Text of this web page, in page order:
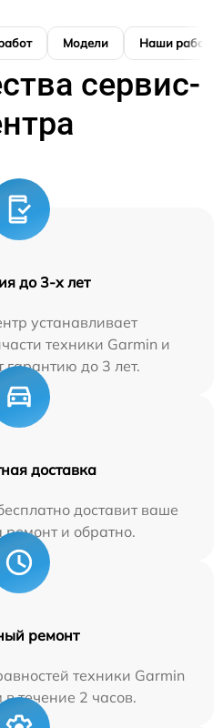
Модели Наши работы
сервис-
до 3-х лет
устанавливает
техники Garmin и
гарантию до 3 лет.
доставка
доставит ваше
ремонт и обратно.
ремонт
техники Garmin
течение 2 часов.